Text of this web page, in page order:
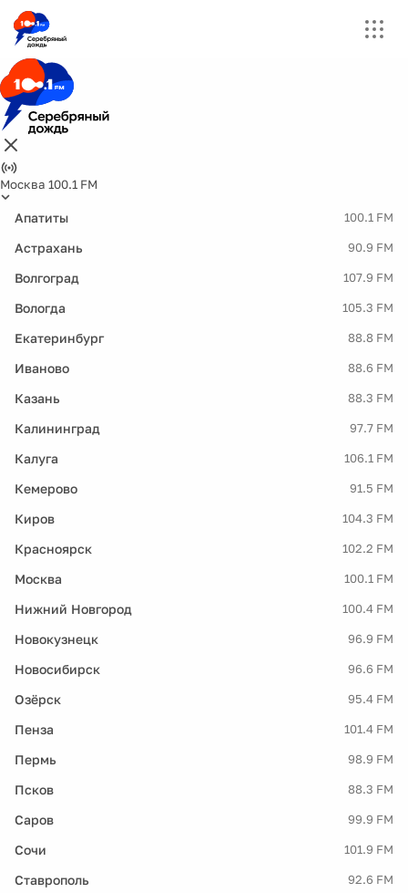
Москва 100.1 FM
Апатиты 100.1 FM
Астрахань 90.9 FM
Волгоград 107.9 FM
Вологда 105.3 FM
Екатеринбург 88.8 FM
Иваново 88.6 FM
Казань 88.3 FM
Калининград 97.7 FM
Калуга 106.1 FM
Кемерово 91.5 FM
Киров 104.3 FM
Красноярск 102.2 FM
Москва 100.1 FM
Нижний Новгород 100.4 FM
Новокузнецк 96.9 FM
Новосибирск 96.6 FM
Озёрск 95.4 FM
Пенза 101.4 FM
Пермь 98.9 FM
Псков 88.3 FM
Саров 99.9 FM
Сочи 101.9 FM
Ставрополь 92.6 FM